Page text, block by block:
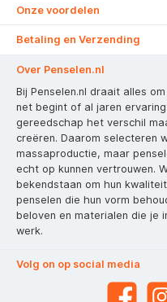
Onze voordelen
Betaling en Verzending
Over Penselen.nl
Bij Penselen.nl draait alles
net begint of al jaren
gereedschap het verschil
creëren. Daarom selecteren
massaproductie, maar
echt op kunnen vertrouwen.
bekendstaan om hun
penselen die hun vorm
beloven en materialen die je
werk.
Volg on op social media